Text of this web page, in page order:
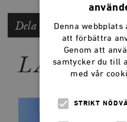
Dela artikeln
LÄS MER
Denna
att förbättra
Genom att
samtycker du till
med vår
STRIKT